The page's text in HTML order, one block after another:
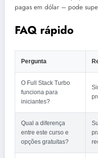
pagas em dólar – pode
FAQ rápido
Pergunta
O Full Stack Turbo
funciona para
iniciantes?
Qual a diferença
entre este curso e
opções gratuitas?